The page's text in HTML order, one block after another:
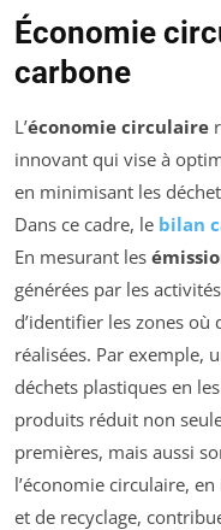
Économie
carbone
L’économie circulaire
innovant qui vise à
en minimisant les
Dans ce cadre, le bilan
En mesurant les
générées par les
d’identifier les zones
réalisées. Par exemple,
déchets plastiques en
produits réduit non
premières, mais aussi
l’économie circulaire,
et de recyclage,